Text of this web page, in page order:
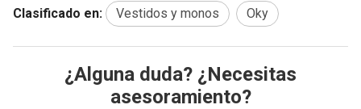
Clasificado en: Vestidos y monos Oky
¿Alguna duda? ¿Necesitas
asesoramiento?